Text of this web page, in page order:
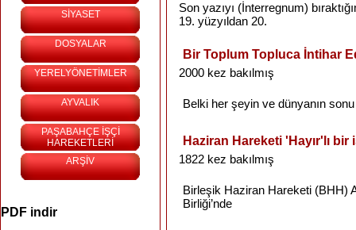
SİYASET
DOSYALAR
YERELYÖNETİMLER
AYVALIK
PAŞABAHÇE İŞÇİ
HAREKETLERİ
ARŞİV
PDF indir
Son yazıyı (İnterregnum)
19. yüzyıldan 20.
Bir Toplum Topluca İntihar
2000 kez bakılmış
Belki her şeyin ve dünyanın sonu
Haziran Hareketi 'Hayır'lı bir
1822 kez bakılmış
Birleşik Haziran Hareketi (BHH)
Birliği’nde